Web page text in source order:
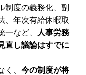
制度の義務化、副
、年次有給休暇取
一など、
人事労務
直し議論はすでに
く、 今の制度が将